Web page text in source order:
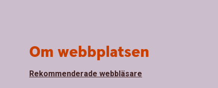
Om webbplatsen
Rekommenderade webbläsare